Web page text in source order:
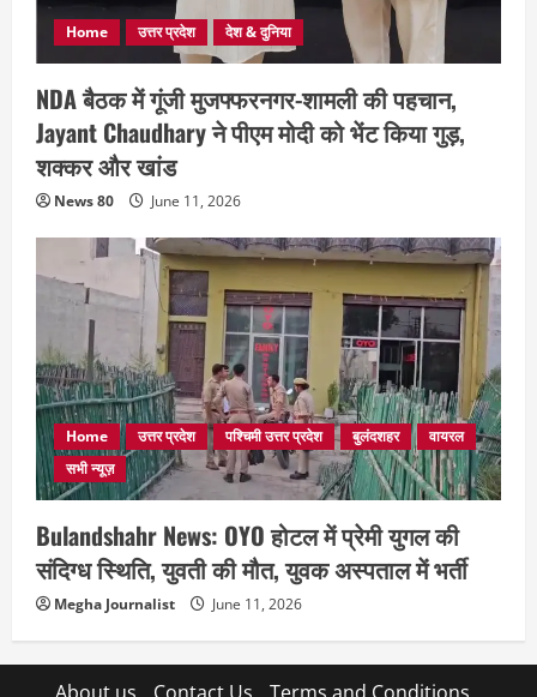
Home उत्तर प्रदेश देश & दुनिया
NDA बैठक में गूंजी मुजफ्फरनगर-शामली की पहचान,
Jayant Chaudhary ने पीएम मोदी को भेंट किया गुड़,
शक्कर और खांड
News 80 June 11, 2026
Home उत्तर प्रदेश पश्चिमी उत्तर प्रदेश बुलंदशहर
वायरल
सभी न्यूज़
Bulandshahr News: OYO होटल में प्रेमी युगल की
संदिग्ध स्थिति, युवती की मौत, युवक अस्पताल में भर्ती
Megha Journalist June 11, 2026
About us Contact Us Terms and Conditions